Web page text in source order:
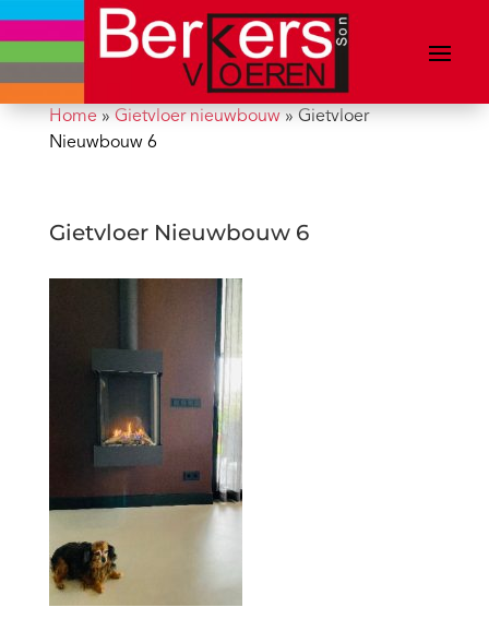
Home» Gietvloer nieuwbouw» Gietvloer
Nieuwbouw 6
Gietvloer Nieuwbouw 6